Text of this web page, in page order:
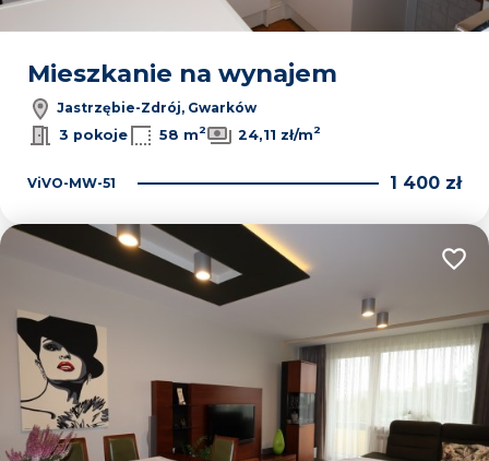
Mieszkanie na wynajem
Jastrzębie-Zdrój, Gwarków
3 pokoje
58 m2 24,11 zł/m2
ViVO-MW-51 1 400 zł